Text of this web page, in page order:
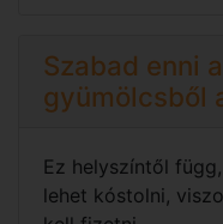
Szabad enni
gyümölcsből
Ez helyszíntől
lehet kóstolni,